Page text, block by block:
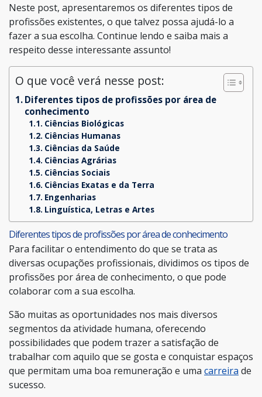
Neste post, apresentaremos os diferentes tipos de
profissões existentes, o que talvez possa ajudá-lo a
fazer a sua escolha. Continue lendo e saiba mais a
respeito desse interessante assunto!
O que você verá nesse post:
Diferentes tipos de profissões por área de
conhecimento
Ciências Biológicas
Ciências Humanas
Ciências da Saúde
Ciências Agrárias
Ciências Sociais
Ciências Exatas e da Terra
Engenharias
Linguística, Letras e Artes
Diferentes tipos de profissões por área de conhecimento
Para facilitar o entendimento do que se trata as
diversas ocupações profissionais, dividimos os tipos de
profissões por área de conhecimento, o que pode
colaborar com a sua escolha.
São muitas as oportunidades nos mais diversos
segmentos da atividade humana, oferecendo
possibilidades que podem trazer a satisfação de
trabalhar com aquilo que se gosta e conquistar espaços
que permitam uma boa remuneração e uma carreira de
sucesso.